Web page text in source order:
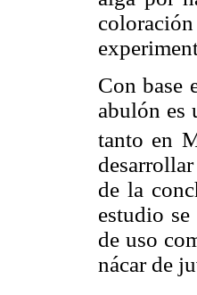
Con base
abulón es
tanto en
de la
estudio
de uso
nácar de